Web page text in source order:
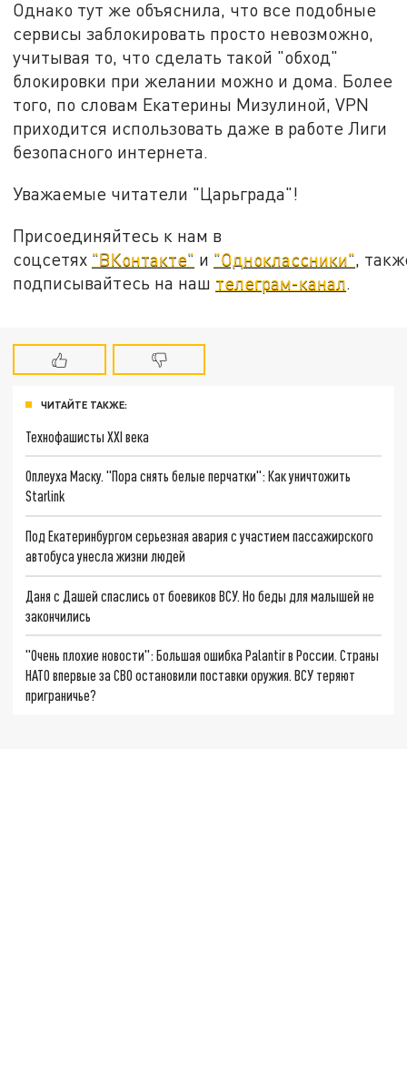
Однако тут же объяснила, что все подобные
сервисы заблокировать просто невозможно,
учитывая то, что сделать такой "обход"
блокировки при желании можно и дома. Более
того, по словам Екатерины Мизулиной, VPN
приходится использовать даже в работе Лиги
безопасного интернета.
Уважаемые читатели "Царьграда"!
Присоединяйтесь к нам в
соцсетях "ВКонтакте" и "Одноклассники",
подписывайтесь на наш телеграм-канал.
ЧИТАЙТЕ ТАКЖЕ:
Технофашисты XXI века
Оплеуха Маску. "Пора снять белые перчатки": Как уничтожить
Starlink
Под Екатеринбургом серьезная авария с участием пассажирского
автобуса унесла жизни людей
Даня с Дашей спаслись от боевиков ВСУ. Но беды для малышей не
закончились
"Очень плохие новости": Большая ошибка Palantir в России. Страны
НАТО впервые за СВО остановили поставки оружия. ВСУ теряют
приграничье?